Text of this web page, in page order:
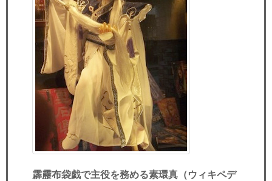
霹靂布袋戯で主役を務める素環真（ウィキペデ